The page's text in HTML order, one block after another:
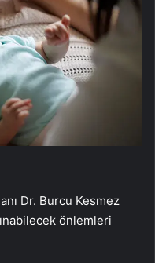
Dr. Burcu Kesmez
önlemleri